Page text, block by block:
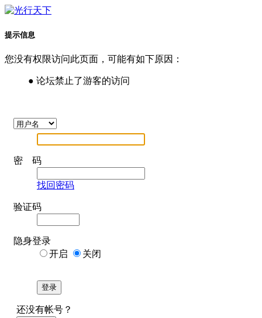
提示信息
您没有权限访问此页面，可能有如下原因：
● 论坛禁止了游客的访问
密 码
找回密码
验证码
隐身登录
开启
关闭
登录
还没有帐号？